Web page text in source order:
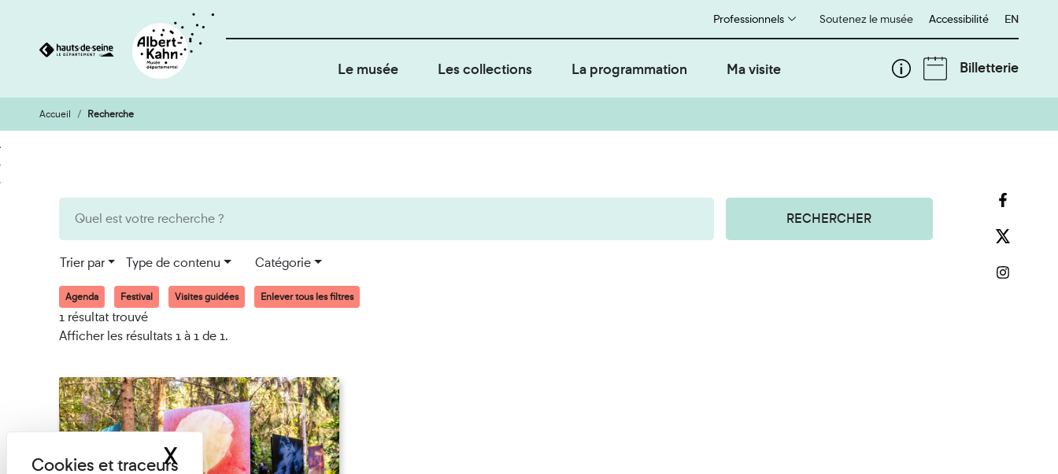
Aller
au
contenu
Aller
à
la
Soutenez le musée
Professionnels Accessibilité English
EN
Le musée Les collections La programmation Ma visite Billetterie
Accueil Recherche
RECHERCHER
Trier par Type de contenu Catégorie
Agenda Festival Visites guidées Enlever tous les filtres
1 résultat trouvé
Afficher les résultats 1 à 1 de 1.
XMasquer le bandeau des cookies